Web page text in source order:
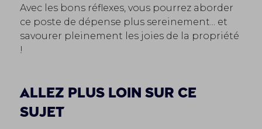
Avec les bons réflexes, vous pourrez aborder
ce poste de dépense plus sereinement... et
savourer pleinement les joies de la propriété
!
Allez plus loin sur ce
sujet